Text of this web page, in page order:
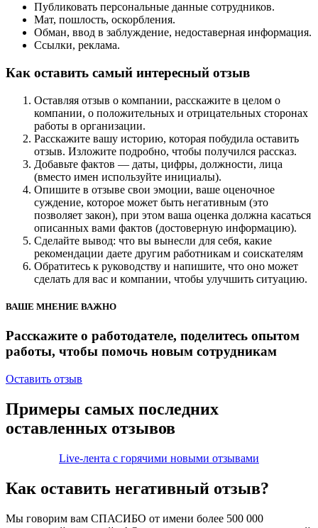
Публиковать персональные данные сотрудников.
Мат, пошлость, оскорбления.
Обман, ввод в заблуждение, недоставерная информация.
Ссылки, реклама.
Как оставить самый интересный отзыв
Оставляя отзыв о компании, расскажите в целом о
компании, о положительных и отрицательных сторонах
работы в организации.
Расскажите вашу историю, которая побудила оставить
отзыв. Изложите подробно, чтобы получился рассказ.
Добавьте фактов — даты, цифры, должности, лица
(вместо имен используйте инициалы).
Опишите в отзыве свои эмоции, ваше оценочное
суждение, которое может быть негативным (это
позволяет закон), при этом ваша оценка должна касаться
описанных вами фактов (достоверную информацию).
Сделайте вывод: что вы вынесли для себя, какие
рекомендации даете другим работникам и соискателям
Обратитесь к руководству и напишите, что оно может
сделать для вас и компании, чтобы улучшить ситуацию.
ВАШЕ МНЕНИЕ ВАЖНО
Расскажите о работодателе, поделитесь опытом
работы, чтобы помочь новым сотрудникам
Оставить отзыв
Примеры самых последних
оставленных отзывов
Live-лента с горячими новыми отзывами
Как оставить негативный отзыв?
Мы говорим вам СПАСИБО от имени более 500 000